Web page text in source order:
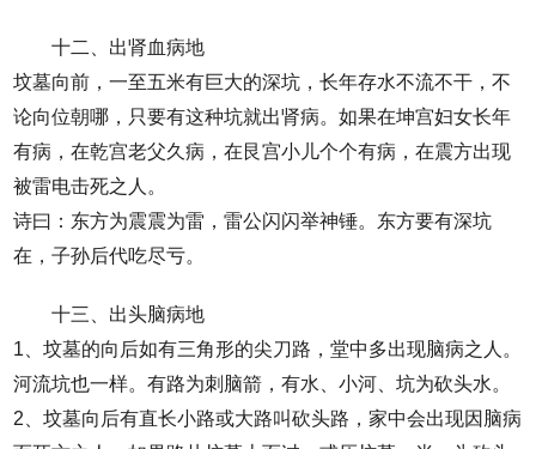
十二、出肾血病地
坟墓向前，一至五米有巨大的深坑，长年存水不流不干，不
论向位朝哪，只要有这种坑就出肾病。如果在坤宫妇女长年
有病，在乾宫老父久病，在艮宫小儿个个有病，在震方出现
被雷电击死之人。
诗曰：东方为震震为雷，雷公闪闪举神锤。东方要有深坑
在，子孙后代吃尽亏。
十三、出头脑病地
1、坟墓的向后如有三角形的尖刀路，堂中多出现脑病之人。
河流坑也一样。有路为刺脑箭，有水、小河、坑为砍头水。
2、坟墓向后有直长小路或大路叫砍头路，家中会出现因脑病